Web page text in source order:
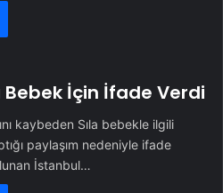
Bebek İçin İfade Verdi
kaybeden Sıla bebekle ilgili
paylaşım nedeniyle ifade
İstanbul…